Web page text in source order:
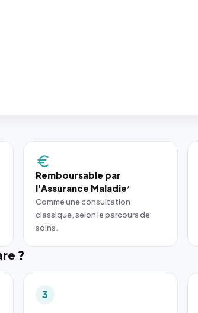
Remboursable par
l'Assurance Maladie*
Comme une consultation
classique, selon le parcours de
soins.
?
3